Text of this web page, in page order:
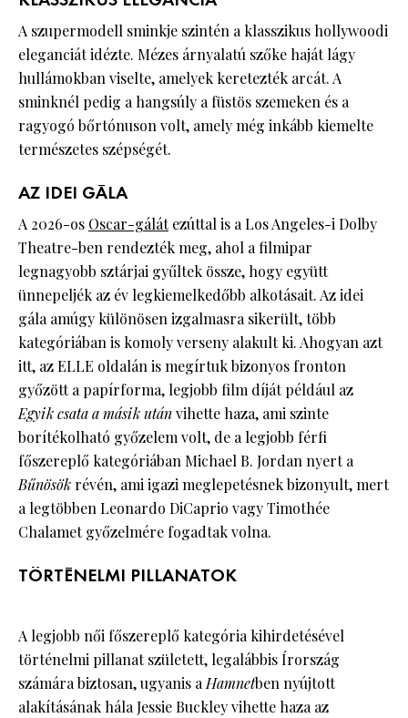
A szupermodell sminkje szintén a klasszikus hollywoodi
eleganciát idézte. Mézes árnyalatú szőke haját lágy
hullámokban viselte, amelyek keretezték arcát. A
sminknél pedig a hangsúly a füstös szemeken és a
ragyogó bőrtónuson volt, amely még inkább kiemelte
természetes szépségét.
AZ IDEI GÁLA
A 2026-os Oscar-gálátezúttal is a Los Angeles-i Dolby
Theatre-ben rendezték meg, ahol a filmipar
legnagyobb sztárjai gyűltek össze, hogy együtt
ünnepeljék az év legkiemelkedőbb alkotásait. Az idei
gála amúgy különösen izgalmasra sikerült, több
kategóriában is komoly verseny alakult ki. Ahogyan azt
itt, az ELLE oldalán is megírtuk bizonyos fronton
győzött a papírforma, legjobb film díját például az
Egyik csata a másik utánvihette haza, ami szinte
borítékolható győzelem volt, de a legjobb férfi
főszereplő kategóriában Michael B. Jordan nyert a
Bűnösök révén, ami igazi meglepetésnek bizonyult, mert
a legtöbben Leonardo DiCaprio vagy Timothée
Chalamet győzelmére fogadtak volna.
TÖRTÉNELMI PILLANATOK
A legjobb női főszereplő kategória kihirdetésével
történelmi pillanat született, legalábbis Írország
számára biztosan, ugyanis aHamnetben nyújtott
alakításának hála Jessie Buckley vihette haza az